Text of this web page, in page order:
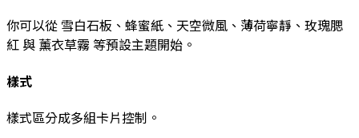
你可以從 雪白石板 、 蜂蜜紙 、 天空微風 、 薄荷寧靜 、 玫瑰腮
紅 與薰衣草霧等預設主題開始。
樣式
樣式區分成多組卡片控制。